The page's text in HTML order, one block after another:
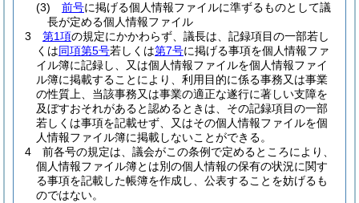
(3)
前号に掲げる個人情報ファイルに準ずるものとして議
長が定める個人情報ファイル
3
第1項の規定にかかわらず、議長は、記録項目の一部若し
くは同項第5号若しくは第7号に掲げる事項を個人情報ファ
イル簿に記録し、又は個人情報ファイルを個人情報ファイ
ル簿に掲載することにより、利用目的に係る事務又は事業
の性質上、当該事務又は事業の適正な遂行に著しい支障を
及ぼすおそれがあると認めるときは、その記録項目の一部
若しくは事項を記載せず、又はその個人情報ファイルを個
人情報ファイル簿に掲載しないことができる。
4
前各号の規定は、議会がこの条例で定めるところにより、
個人情報ファイル簿とは別の個人情報の保有の状況に関す
る事項を記載した帳簿を作成し、公表することを妨げるも
のではない。